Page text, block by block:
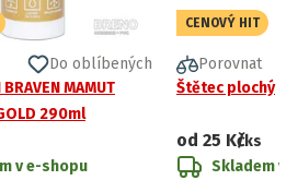
Do oblíbených
MAMUT
290ml
v e-shopu
CENOVÝ HIT
Porovnat
Štětec plochý
od 25 Kč/ks
Skladem v